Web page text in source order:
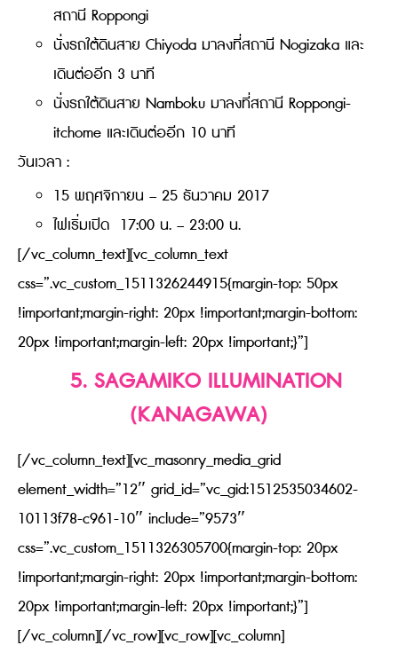
สถานี Roppongi
นั่งรถใต้ดินสาย Chiyoda มาลงที่สถานี Nogizaka และ
เดินต่ออีก 3 นาที
นั่งรถใต้ดินสาย Namboku มาลงที่สถานี Roppongi-
itchome และเดินต่ออีก 10 นาที
วันเวลา :
15 พฤศจิกายน – 25 ธันวาคม 2017
ไฟเริ่มเปิด 17:00 น. – 23:00 น.
[/vc_column_text][vc_column_text
css=”.vc_custom_1511326244915{margin-top: 50px
!important;margin-right: 20px !important;margin-bottom:
20px !important;margin-left: 20px !important;}”]
5. SAGAMIKO ILLUMINATION
(KANAGAWA)
[/vc_column_text][vc_masonry_media_grid
element_width=”12″ grid_id=”vc_gid:1512535034602-
10113f78-c961-10″ include=”9573″
css=”.vc_custom_1511326305700{margin-top: 20px
!important;margin-right: 20px !important;margin-bottom:
20px !important;margin-left: 20px !important;}”]
[/vc_column][/vc_row][vc_row][vc_column]